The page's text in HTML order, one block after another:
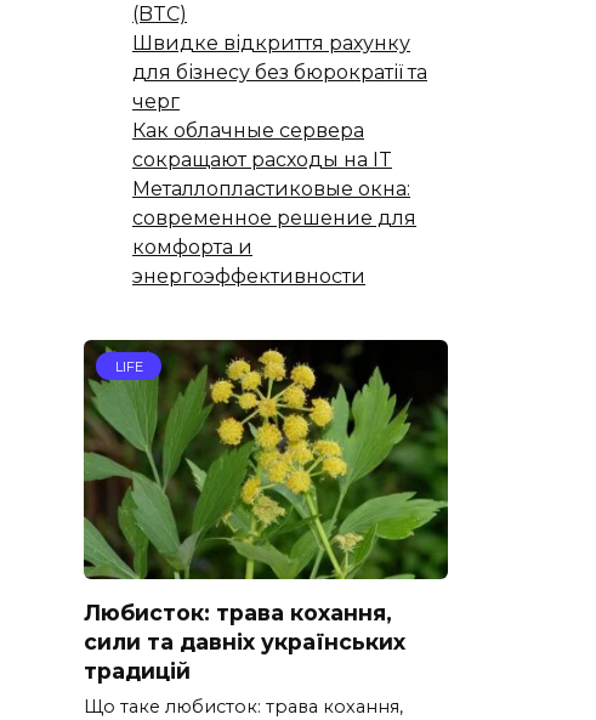
(BTC)
Швидке відкриття рахунку
для бізнесу без бюрократії та
черг
Как облачные сервера
сокращают расходы на IT
Металлопластиковые окна:
современное решение для
комфорта и
энергоэффективности
LIFE
Любисток: трава кохання,
сили та давніх українських
традицій
Що таке любисток: трава кохання,